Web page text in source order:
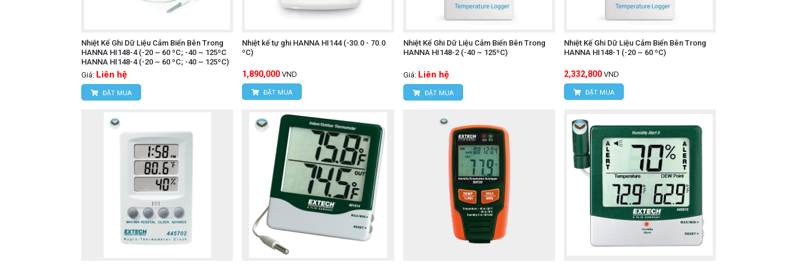
pin, giúp tiết kiệm chi phí và công sức cho việc bảo trì thiết bị.
Bộ Nhớ Lớn: Với khả năng lưu trữ tới 16,000 giá trị đo, bạn sẽ không lo thiếu bộ nhớ trong suốt quá trình giám sát và ghi dữ liệu.
Tìm hiểu thêm: Máy đo nhiệt độ hồng ngoại UNI-T UT301C+
Ứng Dụng
vận chuyển thực phẩm tươi sống và thực phẩm đông lạnh, giúp đảm bảo chất lượng và an toàn thực phẩm.
Giám sát trong ngành dược phẩm: Theo dõi nhiệt độ trong kho bảo quản thuốc, vắc-xin, và các sản phẩm dược phẩm khác, giúp đảm bảo
các điều kiện bảo quản đúng tiêu chuẩn.
Ứng dụng khác yêu cầu kiểm soát nhiệt độ: TESTO 174 T cũng được sử dụng rộng rãi trong các ngành công nghiệp khác như bảo quản
thiết bị điện tử, giám sát nhiệt độ trong các phòng thí nghiệm, và các môi trường cần kiểm soát nhiệt độ chặt chẽ.
Lợi Ích Khi Sử Dụng
Nhiệt Kế Ghi Dữ Liệu Cảm Biến Bên Trong
HANNA HI148-4 (-20 ~ 60 ºC; -40 ~ 125ºC
HANNA HI148-4 (-20 ~ 60 ºC; -40 ~ 125ºC)
Giá: Liên hệ
ĐẶT MUA
Nhiệt kế tự ghi HANNA HI144 (-30.0 - 70.0
ºC)
1,890,000 VND
ĐẶT MUA
Nhiệt Kế Ghi Dữ Liệu Cảm Biến Bên Trong
HANNA HI148-2 (-40 ~ 125ºC)
Giá: Liên hệ
ĐẶT MUA
Nhiệt Kế Ghi Dữ Liệu Cảm Biến Bên Trong
HANNA HI148-1 (-20 ~ 60 ºC)
2,332,800 VND
ĐẶT MUA